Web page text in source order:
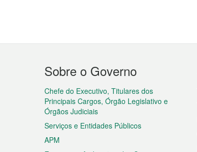
Menu
do
rodapé
Sobre o Governo
Chefe do Executivo, Titulares dos
Principais Cargos, Órgão Legislativo e
Órgãos Judiciais
Serviços e Entidades Públicos
APM